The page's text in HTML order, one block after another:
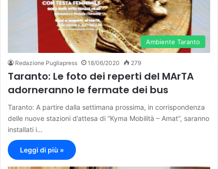
Ambiente Taranto
Redazione Pugliapress 18/06/2020 279
Taranto: Le foto dei reperti del MArTA
adorneranno le fermate dei bus
Taranto: A partire dalla settimana prossima, in corrispondenza
delle nuove stazioni d’attesa di “Kyma Mobilità – Amat”, saranno
installati i…
Leggi di più »